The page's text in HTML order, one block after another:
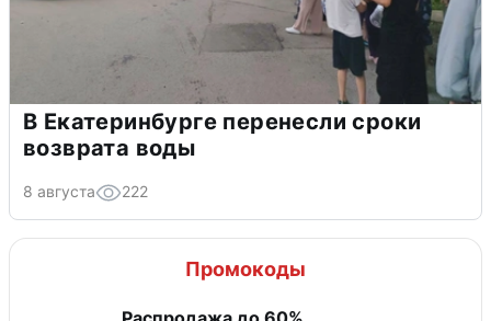
В Екатеринбурге перенесли сроки
возврата воды
8 августа 222
Промокоды